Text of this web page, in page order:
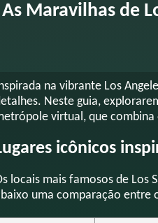
As Maravilhas de
na vibrante Los
Neste guia,
virtual, que combina
icônicos
locais mais famosos de Los
uma comparação entre